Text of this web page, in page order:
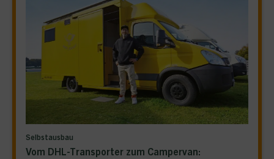
Selbstausbau
Vom DHL-Transporter zum Campervan: